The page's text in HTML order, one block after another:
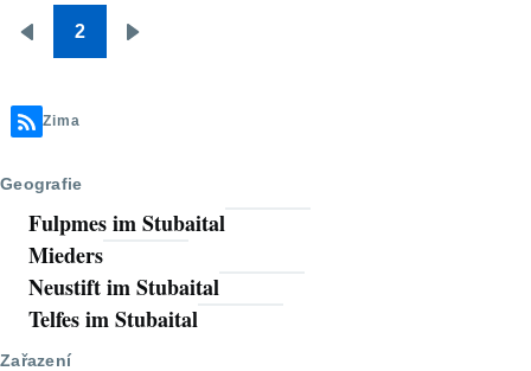
Pagination
Předchozí
2
Zima
Geografie
Fulpmes im Stubaital
Mieders
Neustift im Stubaital
Telfes im Stubaital
Zařazení